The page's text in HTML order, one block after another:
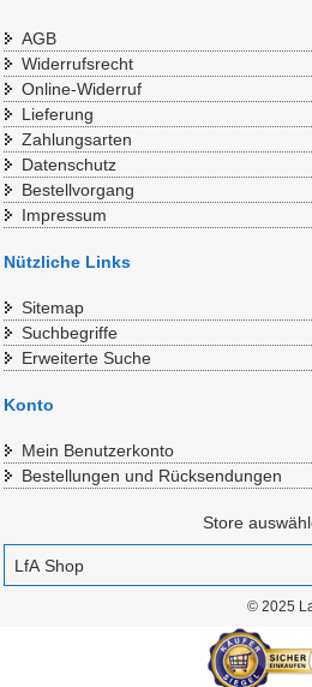
AGB
Widerrufsrecht
Online-Widerruf
Lieferung
Zahlungsarten
Datenschutz
Bestellvorgang
Impressum
Nützliche Links
Sitemap
Suchbegriffe
Erweiterte Suche
Konto
Mein Benutzerkonto
Bestellungen und Rücksendungen
Store
© 2025